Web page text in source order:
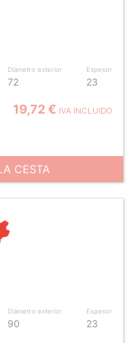
Diámetro exterior
72
Espesor
23
19,72 € IVA INCLUIDO
CESTA
Diámetro exterior
90
Espesor
23